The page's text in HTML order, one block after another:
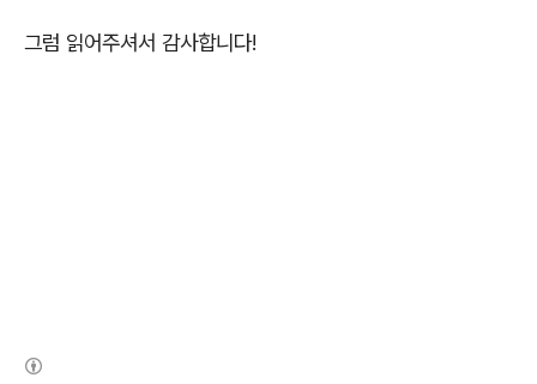
그럼 읽어주셔서 감사합니다!